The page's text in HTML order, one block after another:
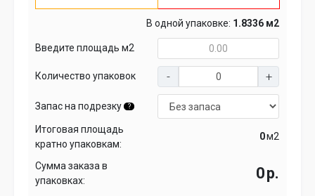
В одной упаковке: 1.8336 м2
Введите площадь м2
Количество упаковок
Запас на подрезку ?
Итоговая площадь
кратно упаковкам:
м2
Сумма заказа в
упаковках:
р.